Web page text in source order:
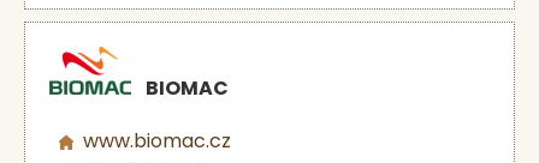
BIOMAC
www.biomac.cz